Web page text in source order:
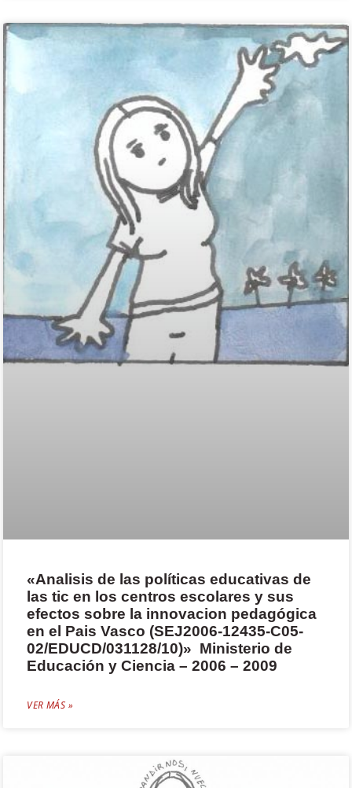
«Analisis de las políticas educativas de
las tic en los centros escolares y sus
efectos sobre la innovacion pedagógica
en el Pais Vasco (SEJ2006-12435-C05-
02/EDUCD/031128/10)» Ministerio de
Educación y Ciencia – 2006 – 2009
VER MÁS »